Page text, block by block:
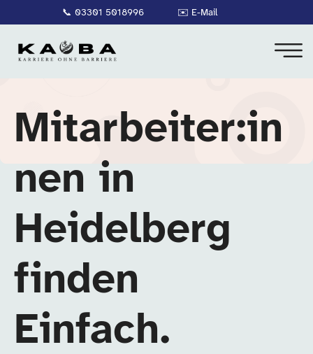
📞 03301 5018996 ✉️ E-Mail
Mitarbeiter:in
nen in
Heidelberg
finden
Einfach.